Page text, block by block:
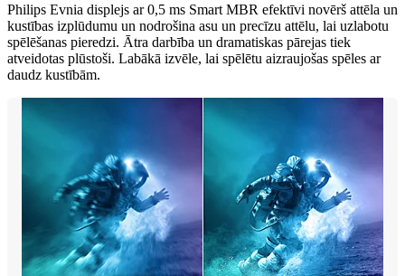
Philips Evnia displejs ar 0,5 ms Smart MBR efektīvi novērš attēla un
kustības izplūdumu un nodrošina asu un precīzu attēlu, lai uzlabotu
spēlēšanas pieredzi. Ātra darbība un dramatiskas pārejas tiek
atveidotas plūstoši. Labākā izvēle, lai spēlētu aizraujošas spēles ar
daudz kustībām.